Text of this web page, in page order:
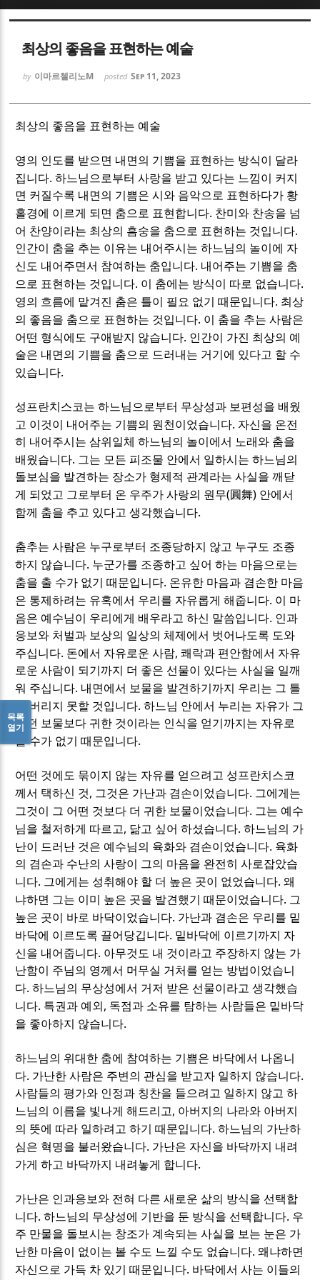
최상의 좋음을 표현하는 예술
by 이마르첼리노M posted Sep 11, 2023
최상의 좋음을 표현하는 예술
영의 인도를 받으면 내면의 기쁨을 표현하는 방식이 달라
집니다.하느님으로부터 사랑을 받고 있다는 느낌이 커지
면 커질수록 내면의 기쁨은 시와 음악으로 표현하다가 황
홀경에 이르게 되면 춤으로 표현합니다. 찬미와 찬송을 넘
어 찬양이라는 최상의 흠숭을 춤으로 표현하는 것입니다.
인간이 춤을 추는 이유는 내어주시는 하느님의 놀이에 자
신도 내어주면서 참여하는 춤입니다. 내어주는 기쁨을 춤
으로 표현하는 것입니다. 이 춤에는 방식이 따로 없습니다.
영의 흐름에 맡겨진 춤은 틀이 필요 없기 때문입니다. 최상
의 좋음을 춤으로 표현하는 것입니다. 이 춤을 추는 사람은
어떤 형식에도 구애받지 않습니다. 인간이 가진 최상의 예
술은 내면의 기쁨을 춤으로 드러내는 거기에 있다고 할 수
있습니다.
성프란치스코는 하느님으로부터 무상성과 보편성을 배웠
고 이것이 내어주는 기쁨의 원천이었습니다. 자신을 온전
히 내어주시는 삼위일체 하느님의 놀이에서 노래와 춤을
배웠습니다. 그는 모든 피조물 안에서 일하시는 하느님의
돌보심을 발견하는 장소가 형제적 관계라는 사실을 깨닫
게 되었고 그로부터 온 우주가 사랑의 원무(圓舞) 안에서
함께 춤을 추고 있다고 생각했습니다.
춤추는 사람은 누구로부터 조종당하지 않고 누구도 조종
하지 않습니다. 누군가를 조종하고 싶어 하는 마음으로는
춤을 출 수가 없기 때문입니다. 온유한 마음과 겸손한 마음
은 통제하려는 유혹에서 우리를 자유롭게 해줍니다. 이 마
음은 예수님이 우리에게 배우라고 하신 말씀입니다. 인과
응보와 처벌과 보상의 일상의 체제에서 벗어나도록 도와
주십니다. 돈에서 자유로운 사람,쾌락과 편안함에서 자유
로운 사람이 되기까지 더 좋은 선물이 있다는 사실을 일깨
워 주십니다. 내면에서 보물을 발견하기까지 우리는 그 틀
을 버리지 못할 것입니다.하느님 안에서 누리는 자유가 그
어떤 보물보다 귀한 것이라는 인식을 얻기까지는 자유로
울 수가 없기 때문입니다.
어떤 것에도 묶이지 않는 자유를 얻으려고 성프란치스코
께서 택하신 것, 그것은 가난과 겸손이었습니다. 그에게는
그것이 그 어떤 것보다 더 귀한 보물이었습니다. 그는 예수
님을 철저하게 따르고, 닮고 싶어 하셨습니다.하느님의 가
난이 드러난 것은 예수님의 육화와 겸손이었습니다. 육화
의 겸손과 수난의 사랑이 그의 마음을 완전히 사로잡았습
니다. 그에게는 성취해야 할 더 높은 곳이 없었습니다.왜
냐하면 그는 이미 높은 곳을 발견했기 때문이었습니다. 그
높은 곳이 바로 바닥이었습니다. 가난과 겸손은 우리를 밑
바닥에 이르도록 끌어당깁니다. 밑바닥에 이르기까지 자
신을 내어줍니다. 아무것도 내 것이라고 주장하지 않는 가
난함이 주님의 영께서 머무실 거처를 얻는 방법이었습니
다.하느님의 무상성에서 거저 받은 선물이라고 생각했습
니다. 특권과 예외 , 독점과 소유를 탐하는 사람들은 밑바닥
을 좋아하지 않습니다.
하느님의 위대한 춤에 참여하는 기쁨은 바닥에서 나옵니
다. 가난한 사람은 주변의 관심을 받고자 일하지 않습니다.
사람들의 평가와 인정과 칭찬을 들으려고 일하지 않고 하
느님의 이름을 빛나게 해드리고, 아버지의 나라와 아버지
의 뜻에 따라 일하려고 하기 때문입니다.하느님의 가난하
심은 혁명을 불러왔습니다. 가난은 자신을 바닥까지 내려
가게 하고 바닥까지 내려놓게 합니다.
가난은 인과응보와 전혀 다른 새로운 삶의 방식을 선택합
니다.하느님의 무상성에 기반을 둔 방식을 선택합니다. 우
주 만물을 돌보시는 창조가 계속되는 사실을 보는 눈은 가
난한 마음이 없이는 볼 수도 느낄 수도 없습니다.왜냐하면
자신으로 가득 차 있기 때문입니다. 바닥에서 사는 이들의
목록
열기
Sketchbook5, 스케치북5
Sketchbook5, 스케치북5
Sketchbook5, 스케치북5
Sketchbook5, 스케치북5